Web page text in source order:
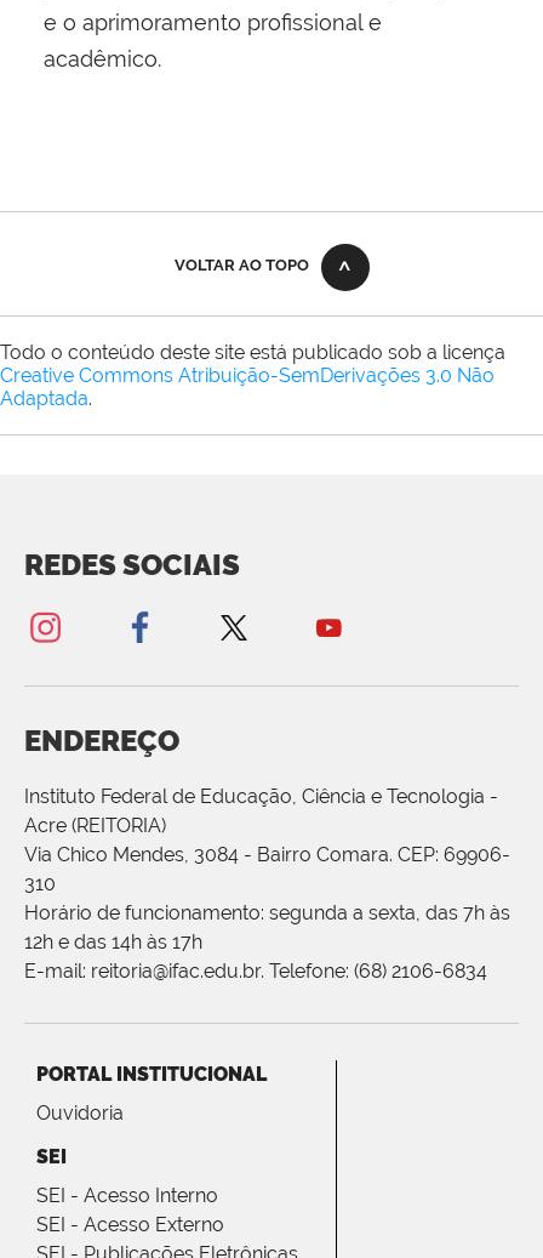
e o aprimoramento profissional e
acadêmico.
VOLTAR AO TOPO
Todo o conteúdo deste site está publicado sob a licença
Creative Commons Atribuição-SemDerivações 3.0 Não
Adaptada.
REDES SOCIAIS
ENDEREÇO
Instituto Federal de Educação, Ciência e Tecnologia -
Acre (REITORIA)
Via Chico Mendes, 3084 - Bairro Comara. CEP: 69906-
310
Horário de funcionamento: segunda a sexta, das 7h às
12h e das 14h às 17h
E-mail: reitoria@ifac.edu.br. Telefone: (68) 2106-6834
PORTAL INSTITUCIONAL
Ouvidoria
SEI
SEI - Acesso Interno
SEI - Acesso Externo
SEI - Publicações Eletrônicas